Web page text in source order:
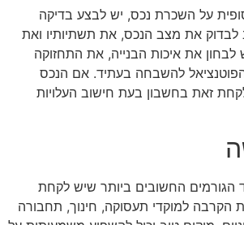
על השכרת נכס, יש לבצע בדיקה
לבדוק את מצב הנכס, את תשתיותיו ואת
לבחון את איכות הבנייה, את התחזוקה
להשבחה בעתיד. אם הנכס
זאת בחשבון בעת חישוב העלויות
הגורמים החשובים ביותר שיש לקחת
הקרבה למוקדי תעסוקה, חינוך, תחבורה